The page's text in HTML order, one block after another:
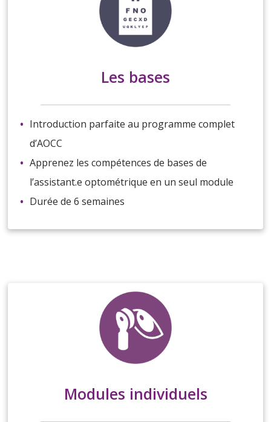
Les bases
Introduction parfaite au programme complet
d’AOCC
Apprenez les compétences de bases de
l’assistant.e optométrique en un seul module
Durée de 6 semaines
Modules individuels